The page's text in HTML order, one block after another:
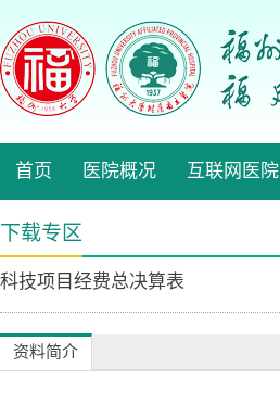
首页 医院概况 互联网医院
下载专区
科技项目经费总决算表
资料简介